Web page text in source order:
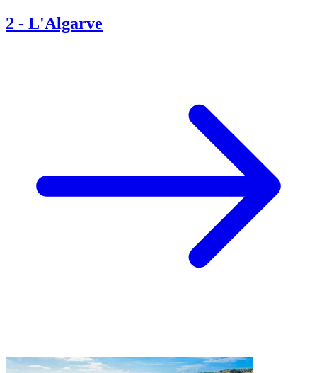
2 - L'Algarve